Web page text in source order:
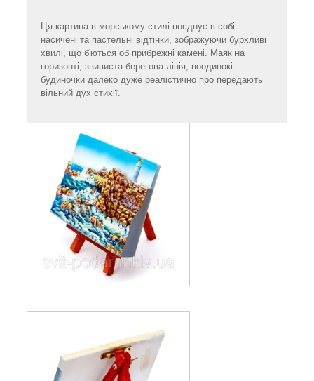
Ця картина в морському стилі поєднує в собі
насичені та пастельні відтінки, зображуючи бурхливі
хвилі, що б'ються об прибрежні камені. Маяк на
горизонті, звивиста берегова лінія, поодинокі
будиночки далеко дуже реалістично про передають
вільний дух стихії.